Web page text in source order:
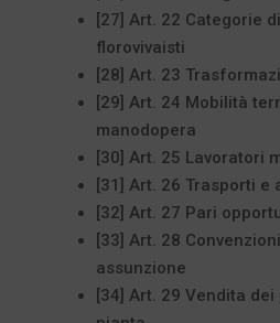
[27] Art. 22 Categorie
florovivaisti
[28] Art. 23
[29] Art. 24 Mobilità
manodopera
[30] Art. 25 Lavoratori
[31] Art. 26 Trasporti e
[32] Art. 27 Pari
[33] Art. 28
assunzione
[34] Art. 29 Vendita